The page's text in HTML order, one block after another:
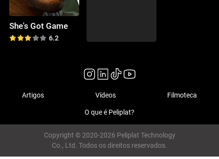
She's Got Game
6.2
Artigos Vídeos Filmoteca
O que é Peliplat?
Copyright © 2020-2026 Peliplat Technology
Co., Ltd. Todos os direitos reservados.